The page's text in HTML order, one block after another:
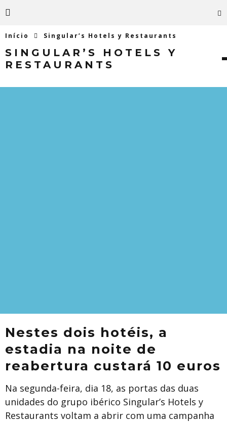
Início Singular’s Hotels y Restaurants
SINGULAR’S HOTELS Y
RESTAURANTS
Nestes dois hotéis, a
estadia na noite de
reabertura custará 10 euros
Na segunda-feira, dia 18, as portas das duas
unidades do grupo ibérico Singular’s Hotels y
Restaurants voltam a abrir com uma campanha